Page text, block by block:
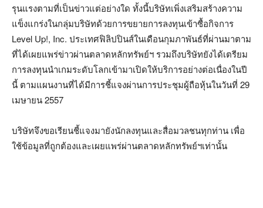
รุนแรงตามที่เป็นข่าวแต่อย่างใด ทั้งนี้บริษัทเพิ่งเสริมสร้างความ
แข็งแกร่งในกลุ่มบริษัทด้วยการขยายการลงทุนเข้าซื้อกิจการ
Level Up!, Inc. ประเทศฟิลิปปินส์ในเดือนกุมภาพันธ์ที่ผ่านมาตาม
ที่ได้เผยแพร่ข่าวผ่านตลาดหลักทรัพย์ฯ รวมถึงบริษัทยังได้เตรียม
การลงทุนนำเกมระดับโลกเข้ามาเปิดให้บริการอย่างต่อเนื่องในปี
นี้ ตามแผนงานที่ได้มีการชี้แจงผ่านการประชุมผู้ถือหุ้นในวันที่ 29
เมษายน 2557
บริษัทจึงขอเรียนชี้แจงมายังนักลงทุนและสื่อมวลชนทุกท่าน เพื่อ
ใช้ข้อมูลที่ถูกต้องและเผยแพร่ผ่านตลาดหลักทรัพย์ฯเท่านั้น